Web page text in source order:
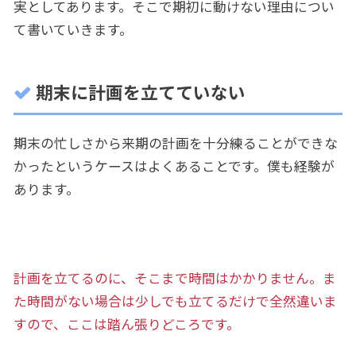
実としてあります。そこで期初に動けない理由につい
て書いていきます。
期末に計画を立てていない
期末の忙しさから来期の計画を十分練ることができな
かったというケースはよくあることです。僕も経験が
あります。
計画を立てるのに、そこまで時間はかかりません。 ま
た時間がない場合は少しでも立てるだけで全然違いま
すので、ここは踏ん張りどころです。